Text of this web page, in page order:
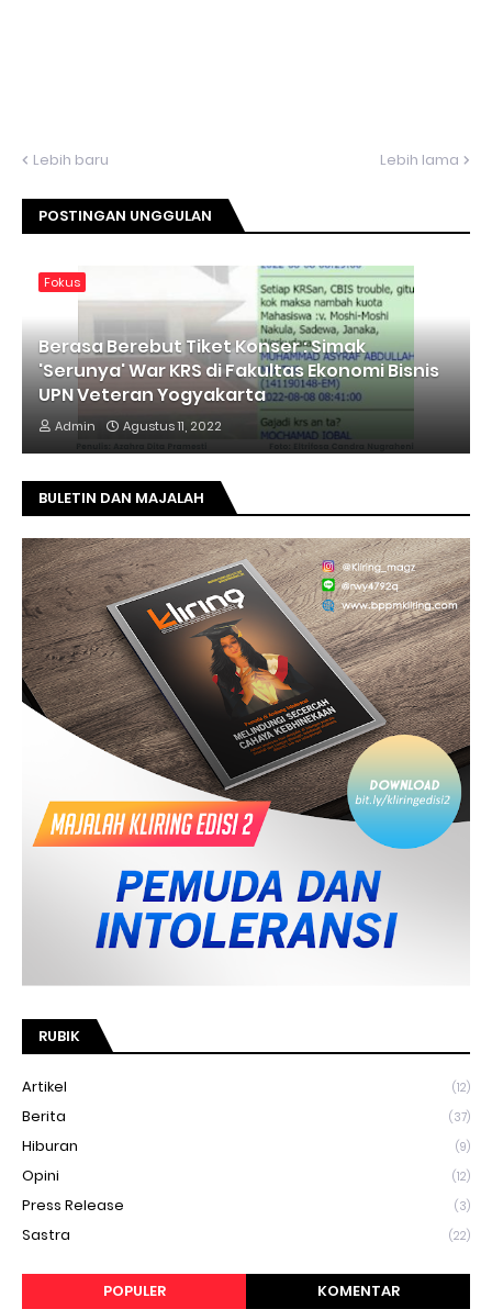
Lebih baru Lebih lama
POSTINGAN UNGGULAN
Fokus
Berasa Berebut Tiket Konser : Simak
'Serunya' War KRS di Fakultas Ekonomi Bisnis
UPN Veteran Yogyakarta
Admin Agustus 11, 2022
BULETIN DAN MAJALAH
RUBIK
Artikel (12)
Berita (37)
Hiburan (9)
Opini (12)
Press Release (3)
Sastra (22)
POPULER KOMENTAR